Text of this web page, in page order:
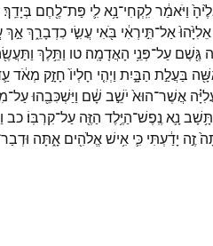
וַיֹּאמַ֔רלִֽקְחִי־נָ֥אלִ֛י פַּת־לֶ֖חֶם בְּיָדֵֽךְ׃
אֵלִיָּ֙הוּ֙אַל־תִּ֣ירְאִ֔י בֹּ֖אִי עֲשִׂ֣י כִדְבָרֵ֑ךְאַ֣ךְ
גֶּ֖שֶׁם עַל־פְּנֵ֥י הָאֲדָמָֽה׃ טו וַתֵּ֥לֶךְ
בַּעֲלַ֣ת הַבָּ֑יִת וַיְהִ֤י חָלְיוֹ֙ חָזָ֣ק מְאֹ֔ד
אֲשֶׁר־הוּא֙ יֹשֵׁ֣ב שָׁ֔ם וַיַּשְׁכִּבֵ֖הוּעַל־
תָּ֥שָׁב נָ֛א נֶֽפֶשׁ־הַיֶּ֥לֶד הַזֶּ֖ה עַל־קִרְבּֽוֹ׃ כב
זֶ֣ה יָדַ֔עְתִּי כִּ֛י אִ֥ישׁאֱלֹהִ֖ים אָ֑תָּה